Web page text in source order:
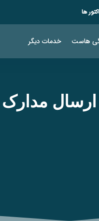
ها
هاست خدمات دیگر